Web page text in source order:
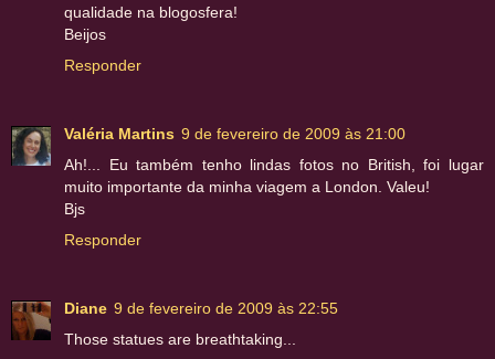
qualidade na blogosfera!
Beijos
Responder
Valéria Martins 9 de fevereiro de 2009 às 21:00
Ah!... Eu também tenho lindas fotos no British, foi lugar
muito importante da minha viagem a London. Valeu!
Bjs
Responder
Diane 9 de fevereiro de 2009 às 22:55
Those statues are breathtaking...